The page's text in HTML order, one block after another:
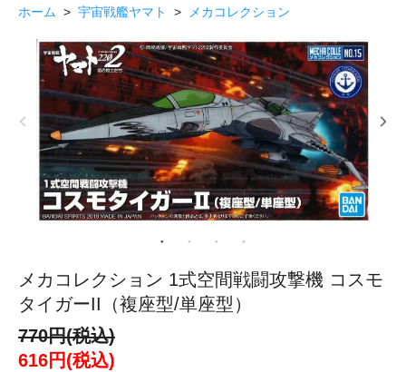
ホーム > 宇宙戦艦ヤマト > メカコレクション
メカコレクション 1式空間戦闘攻撃機 コスモ
タイガーII（複座型/単座型）
770円(税込)
616円(税込)